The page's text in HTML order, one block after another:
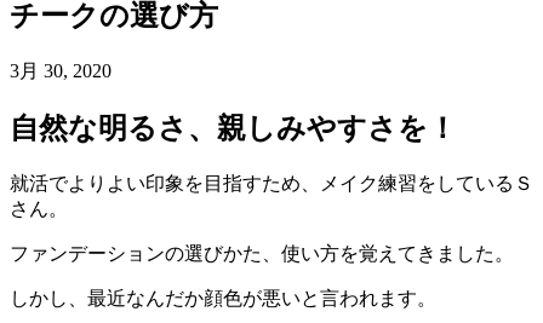
チークの選び方
3月 30, 2020
自然な明るさ、親しみやすさを！
就活でよりよい印象を目指すため、メイク練習をしているＳ
さん。
ファンデーションの選びかた、使い方を覚えてきました。
しかし、最近なんだか顔色が悪いと言われます。